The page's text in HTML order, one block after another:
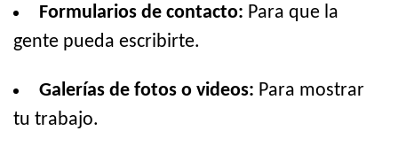
Formularios de contacto: Para que la
gente pueda escribirte.
Galerías de fotos o videos: Para mostrar
tu trabajo.